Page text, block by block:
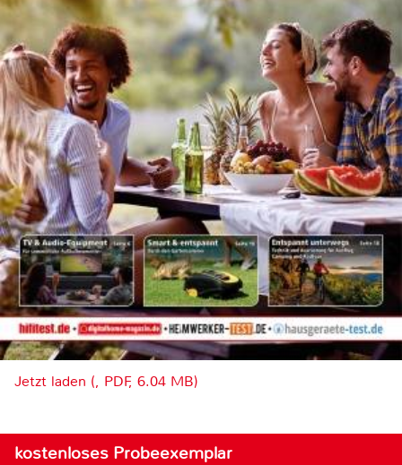
Jetzt laden (, PDF, 6.04 MB)
kostenloses Probeexemplar